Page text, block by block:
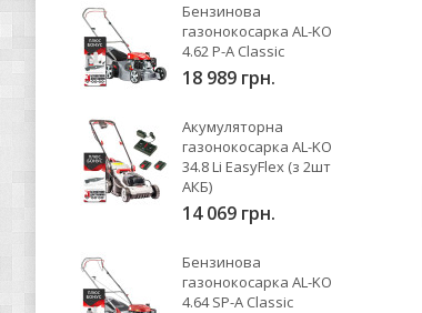
Бензинова
газонокосарка AL-KO
4.62 P-A Classic
18 989 грн.
Акумуляторна
газонокосарка AL-KO
34.8 Li EasyFlex (з 2шт
АКБ)
14 069 грн.
Бензинова
газонокосарка AL-KO
4.64 SP-A Classic